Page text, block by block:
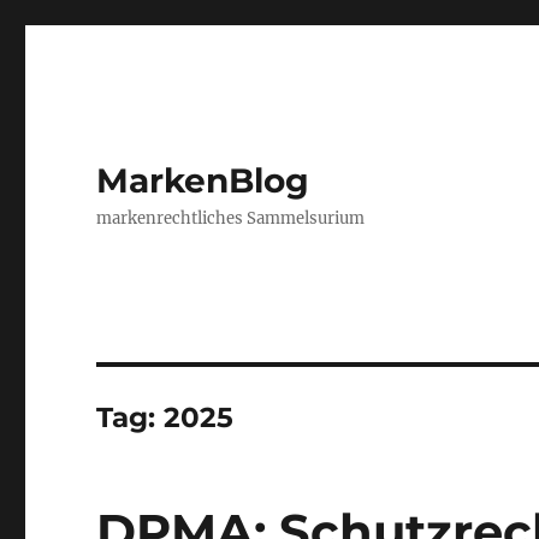
MarkenBlog
markenrechtliches Sammelsurium
Tag:2025